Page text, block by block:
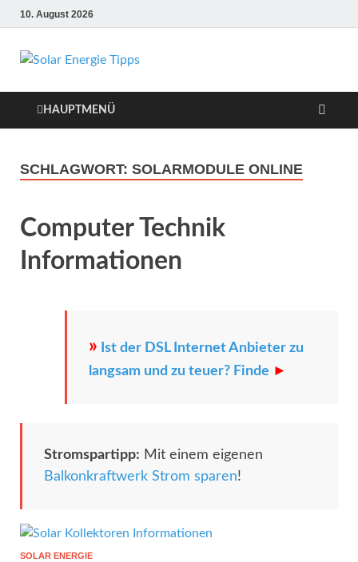
10. August 2026
Solar Energie
Tipps
Informationen und Tipps
HAUPTMENÜ
SCHLAGWORT: SOLARMODULE ONLINE
Computer Technik
Informationen
» Ist der DSL Internet Anbieter zu
langsam und zu teuer? Finde ►
Stromspartipp: Mit einem eigenen
Balkonkraftwerk Strom sparen!
SOLAR ENERGIE